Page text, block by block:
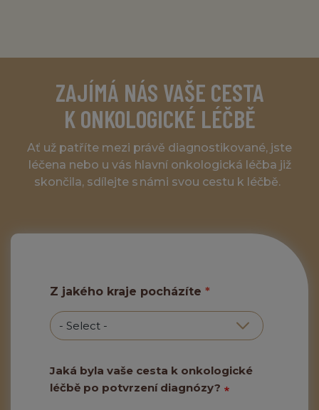
ZAJÍMÁ NÁS VAŠE CESTA
K ONKOLOGICKÉ LÉČBĚ
Ať už patříte mezi právě diagnostikované, jste
léčena nebo u vás hlavní onkologická léčba již
skončila, sdílejte s námi svou cestu k léčbě.
Z jakého kraje pocházíte
Jaká byla vaše cesta k onkologické
léčbě po potvrzení diagnózy?